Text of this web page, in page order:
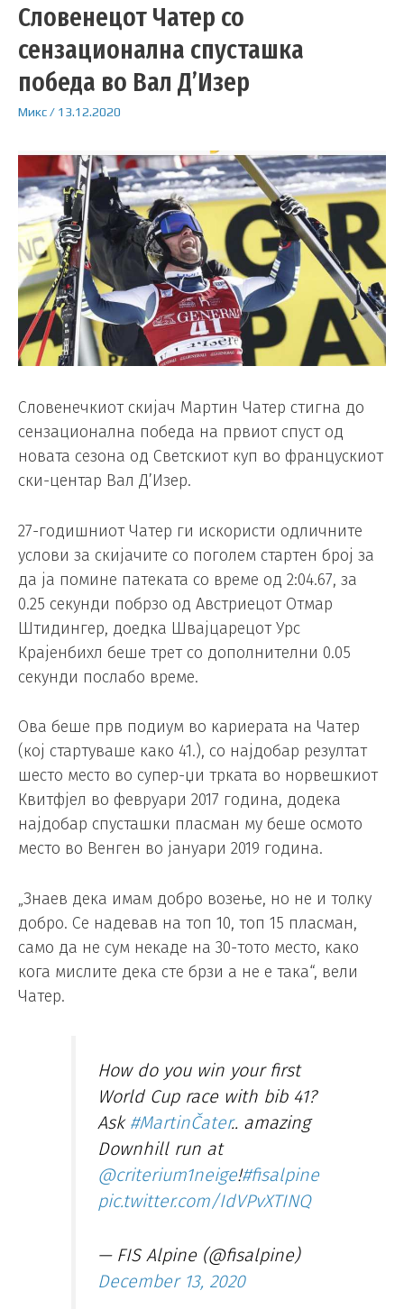
Словенецот Чатер со
сензационална спусташка
победа во Вал Д’Изер
Микс/ 13.12.2020
Словенечкиот скијач Мартин Чатер стигна до
сензационална победа на првиот спуст од
новата сезона од Светскиот куп во францускиот
ски-центар Вал Д’Изер.
27-годишниот Чатер ги искористи одличните
услови за скијачите со поголем стартен број за
да ја помине патеката со време од 2:04.67, за
0.25 секунди побрзо од Австриецот Отмар
Штидингер, доедка Швајцарецот Урс
Крајенбихл беше трет со дополнителни 0.05
секунди послабо време.
Ова беше прв подиум во кариерата на Чатер
(кој стартуваше како 41.), со најдобар резултат
шесто место во супер-џи трката во норвешкиот
Квитфјел во февруари 2017 година, додека
најдобар спусташки пласман му беше осмото
место во Венген во јануари 2019 година.
„Знаев дека имам добро возење, но не и толку
добро. Се надевав на топ 10, топ 15 пласман,
само да не сум некаде на 30-тото место, како
кога мислите дека сте брзи а не е така“, вели
Чатер.
How do you win your first
World Cup race with bib 41?
Ask #MartinČater.. amazing
Downhill run at
@criterium1neige!#fisalpine
pic.twitter.com/IdVPvXTINQ
— FIS Alpine (@fisalpine)
December 13, 2020